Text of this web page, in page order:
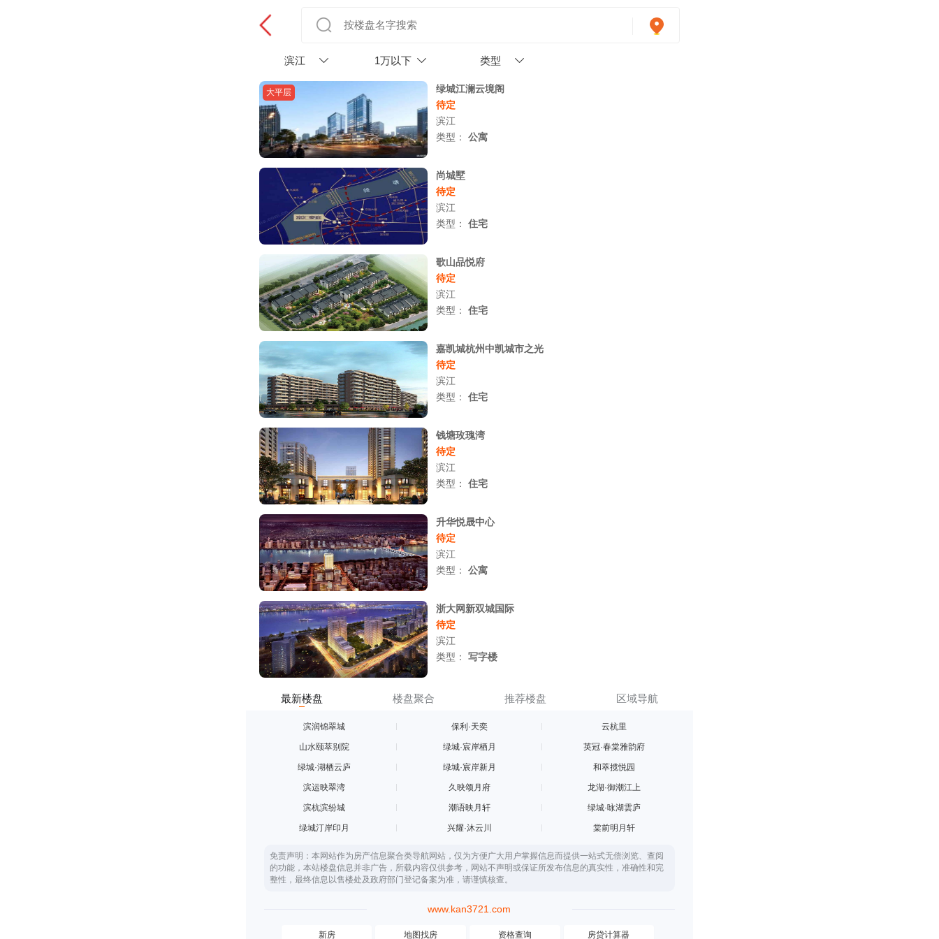
滨江 1万以下 类型
大平层
绿城江澜云境阁
待定
滨江
类型： 公寓
尚城墅
待定
滨江
类型： 住宅
歌山品悦府
待定
滨江
类型： 住宅
嘉凯城杭州中凯城市之光
待定
滨江
类型： 住宅
钱塘玫瑰湾
待定
滨江
类型： 住宅
升华悦晟中心
待定
滨江
类型： 公寓
浙大网新双城国际
待定
滨江
类型： 写字楼
最新楼盘 楼盘聚合 推荐楼盘 区域导航
滨润锦翠城 保利·天奕 云杭里
山水颐萃别院 绿城·宸岸栖月 英冠·春棠雅韵府
绿城·湖栖云庐 绿城·宸岸新月 和萃揽悦园
滨运映翠湾 久映颂月府 龙湖·御潮江上
滨杭滨纷城 潮语映月轩 绿城·咏湖雲庐
绿城汀岸印月 兴耀·沐云川 棠前明月轩
免责声明：本网站作为房产信息聚合类导航网站，仅为方便广大用户掌握信息而提供一站式无偿浏览、查阅
的功能，本站楼盘信息并非广告，所载内容仅供参考，网站不声明或保证所发布信息的真实性，准确性和完
整性，最终信息以售楼处及政府部门登记备案为准，请谨慎核查。
www.kan3721.com
新房 地图找房 资格查询 房贷计算器